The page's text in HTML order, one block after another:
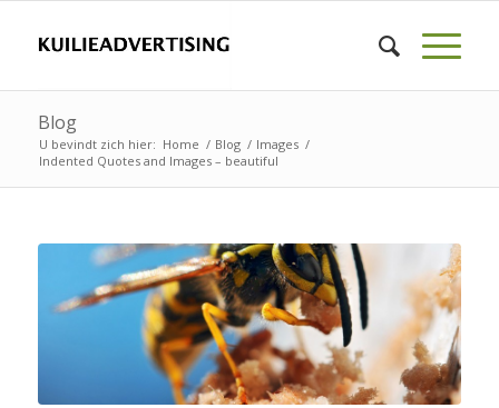
Blog
U bevindt zich hier: Home / Blog / Images /
Indented Quotes and Images – beautiful